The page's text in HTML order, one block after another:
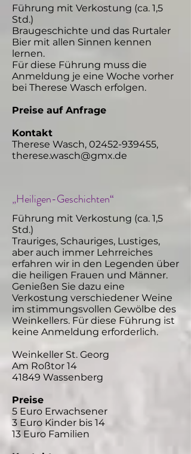
Führung mit Verkostung (ca. 1,5
Std.)
Braugeschichte und das Rurtaler
Bier mit allen Sinnen kennen
lernen.
Für diese Führung muss die
Anmeldung je eine Woche vorher
bei Therese Wasch erfolgen.
Preise auf Anfrage
Kontakt
Therese Wasch, 02452-939455,
therese.wasch@gmx.de
„Heiligen-Geschichten“
Führung mit Verkostung (ca. 1,5
Std.)
Trauriges, Schauriges, Lustiges,
aber auch immer Lehrreiches
erfahren wir in den Legenden über
die heiligen Frauen und Männer.
Genießen Sie dazu eine
Verkostung verschiedener Weine
im stimmungsvollen Gewölbe des
Weinkellers. Für diese Führung ist
keine Anmeldung erforderlich.
Weinkeller St. Georg
Am Roßtor 14
41849 Wassenberg
Preise
5 Euro Erwachsener
3 Euro Kinder bis 14
13 Euro Familien